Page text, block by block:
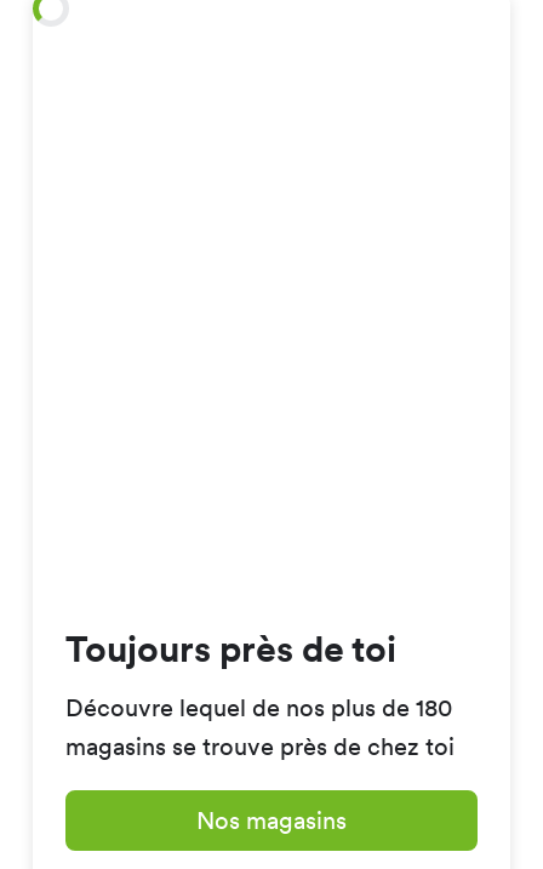
Toujours près de toi
Découvre lequel de nos plus de 180
magasins se trouve près de chez toi
Nos magasins